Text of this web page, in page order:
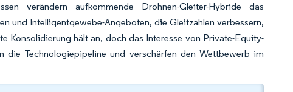
verändern aufkommende Drohnen-Gleiter-Hybride das
und Intelligentgewebe-Angeboten, die Gleitzahlen verbessern,
Konsolidierung hält an, doch das Interesse von Private-Equity-
die Technologiepipeline und verschärfen den Wettbewerb im